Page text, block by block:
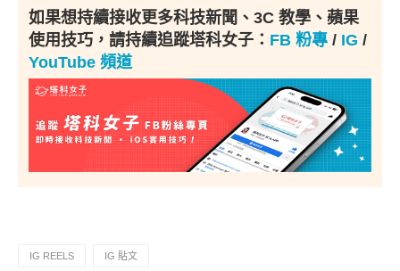
如果想持續接收更多科技新聞、3C 教學、蘋果
使用技巧，請持續追蹤塔科女子： FB 粉專 / IG /
YouTube 頻道
IG REELS IG 貼文